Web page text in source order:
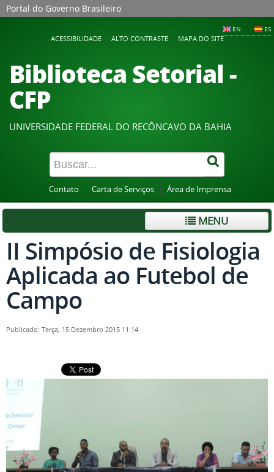
Portal do Governo Brasileiro
EN ES
ACESSIBILIDADE ALTO CONTRASTE MAPA DO SITE
Biblioteca Setorial -
CFP
UNIVERSIDADE FEDERAL DO RECÔNCAVO DA BAHIA
Contato Carta de Serviços Área de Imprensa
MENU
II Simpósio de Fisiologia
Aplicada ao Futebol de
Campo
Publicado: Terça, 15 Dezembro 2015 11:14